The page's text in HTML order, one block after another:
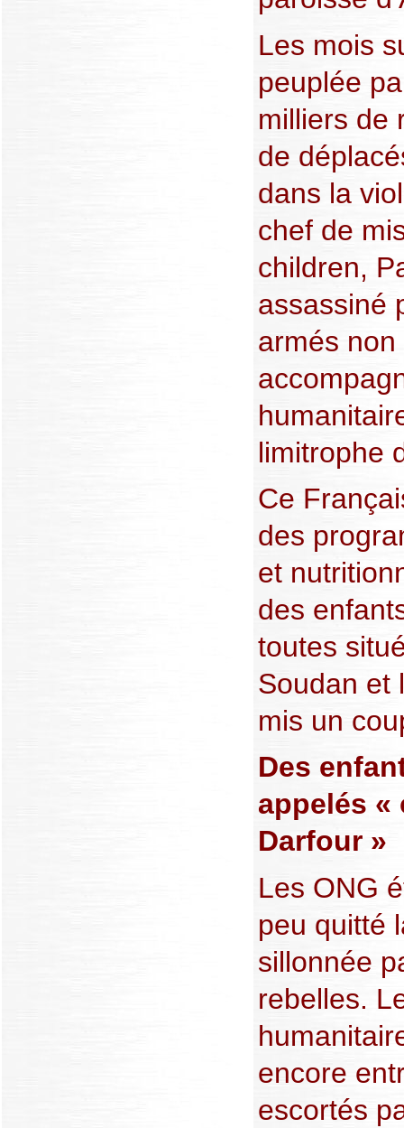
Les mois
peuplée
milliers de
de
dans la
chef de
children,
assassiné
armés non
limitrophe
Ce
des
et
des
toutes
Soudan et
mis un
Des
appelés
Darfour »
Les ONG
peu quitté
sillonnée
rebelles.
encore
escortés